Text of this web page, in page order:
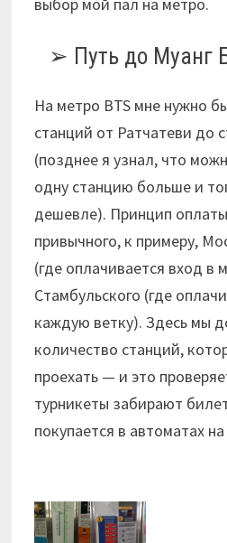
Путь до Муанг
На метро BTS мне нужно
станций от Ратчатеви до
(позднее я узнал, что
одну станцию больше и
дешевле). Принцип
привычного, к примеру,
(где оплачивается вход в
Стамбульского (где
каждую ветку). Здесь мы
количество станций,
проехать — и это
турникеты забирают
покупается в автоматах